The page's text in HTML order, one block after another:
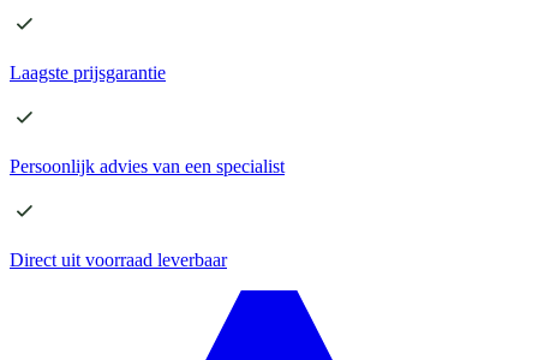
Laagste prijsgarantie
Persoonlijk advies van een specialist
Direct uit voorraad leverbaar